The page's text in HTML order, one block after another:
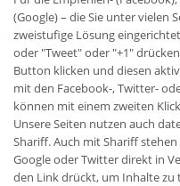
(Google) – die Sie unter vielen
zweistufige Lösung
oder "Tweet" oder "+1"
Button klicken und diesen
mit den Facebook-, Twitter-
können mit einem zweiten
Unsere Seiten nutzen auch
Shariff. Auch mit Shariff
Google oder Twitter direkt in
den Link drückt, um Inhalte zu